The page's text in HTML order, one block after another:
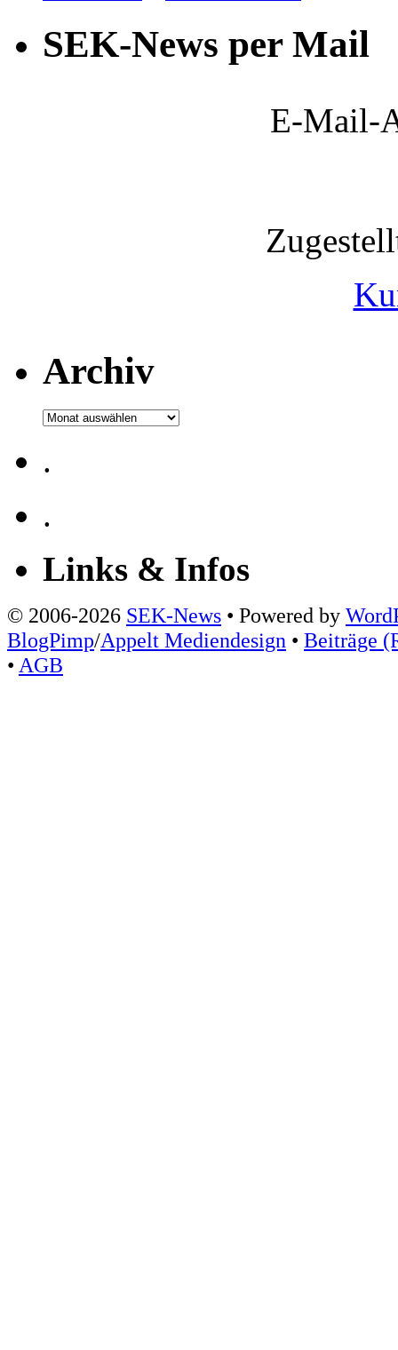
SEK-News per Mail
E-Mail-
Archiv
Archiv
.
.
Links & Infos
© 2006-2026 SEK-News • Powered by
BlogPimp/Appelt Mediendesign • Beiträge
• AGB